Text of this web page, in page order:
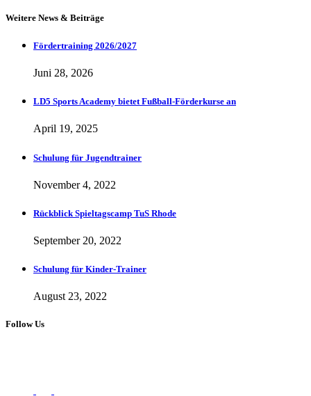
Weitere News & Beiträge
Fördertraining 2026/2027
Juni 28, 2026
LD5 Sports Academy bietet Fußball-Förderkurse an
April 19, 2025
Schulung für Jugendtrainer
November 4, 2022
Rückblick Spieltagscamp TuS Rhode
September 20, 2022
Schulung für Kinder-Trainer
August 23, 2022
Follow Us